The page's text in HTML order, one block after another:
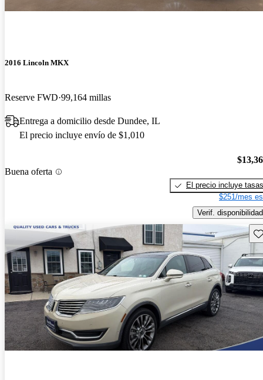
2016 Lincoln MKX
Reserve FWD 99,164 millas
Entrega a domicilio desde Dundee, IL
El precio incluye envío de $1,010
Buena oferta
El precio incluye tasas
$251/mes
Verif. disponibilidad